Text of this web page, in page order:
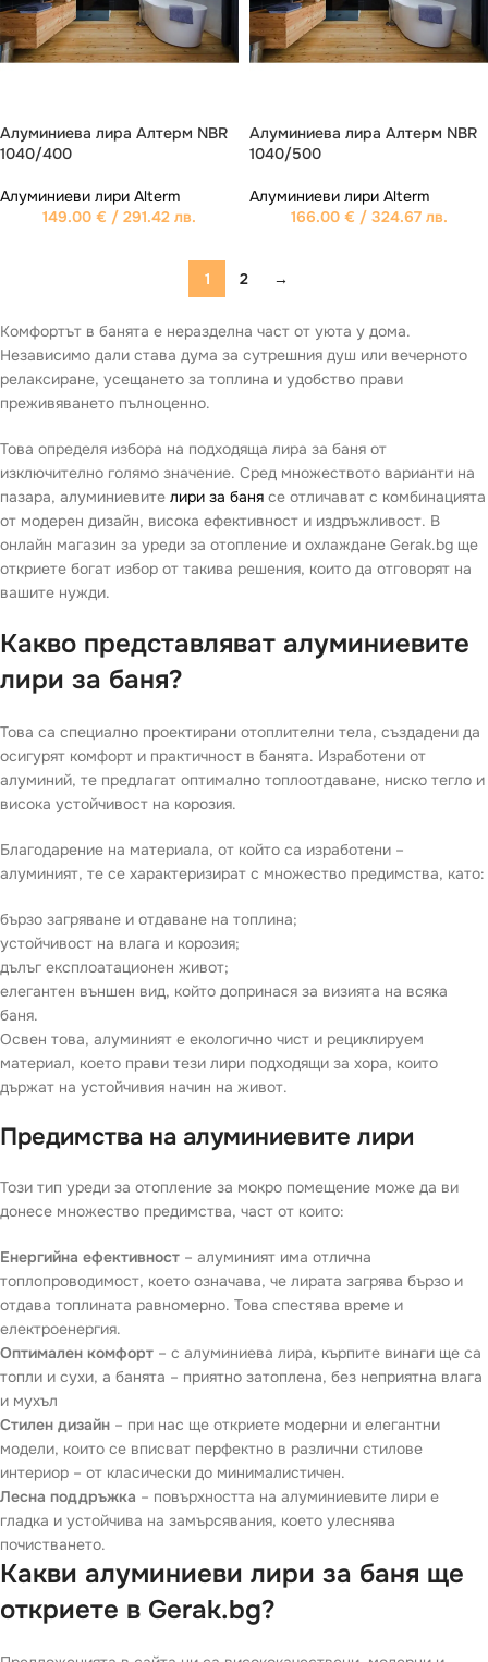
Алуминиева лира Aлтерм NBR
1040/400
Алуминиеви лири Alterm
149.00 € / 291.42 лв.
Алуминиева лира Aлтерм NBR
1040/500
Алуминиеви лири Alterm
166.00 € / 324.67 лв.
1 2 →
Комфортът в банята е неразделна част от уюта у дома.
Независимо дали става дума за сутрешния душ или вечерното
релаксиране, усещането за топлина и удобство прави
преживяването пълноценно.
Това определя избора на подходяща лира за баня от
изключително голямо значение. Сред множеството варианти на
пазара, алуминиевите лири за баня се отличават с комбинацията
от модерен дизайн, висока ефективност и издръжливост. В
онлайн магазин за уреди за отопление и охлаждане Gerak.bg ще
откриете богат избор от такива решения, които да отговорят на
вашите нужди.
Какво представляват алуминиевите
лири за баня?
Това са специално проектирани отоплителни тела, създадени да
осигурят комфорт и практичност в банята. Изработени от
алуминий, те предлагат оптимално топлоотдаване, ниско тегло и
висока устойчивост на корозия.
Благодарение на материала, от който са изработени –
алуминият, те се характеризират с множество предимства, като:
бързо загряване и отдаване на топлина;
устойчивост на влага и корозия;
дълъг експлоатационен живот;
елегантен външен вид, който допринася за визията на всяка
баня.
Освен това, алуминият е екологично чист и рециклируем
материал, което прави тези лири подходящи за хора, които
държат на устойчивия начин на живот.
Предимства на алуминиевите лири
Този тип уреди за отопление за мокро помещение може да ви
донесе множество предимства, част от които:
Енергийна ефективност – алуминият има отлична
топлопроводимост, което означава, че лирата загрява бързо и
отдава топлината равномерно. Това спестява време и
електроенергия.
Оптимален комфорт – с алуминиева лира, кърпите винаги ще са
топли и сухи, а банята – приятно затоплена, без неприятна влага
и мухъл
Стилен дизайн – при нас ще откриете модерни и елегантни
модели, които се вписват перфектно в различни стилове
интериор – от класически до минималистичен.
Лесна поддръжка – повърхността на алуминиевите лири е
гладка и устойчива на замърсявания, което улеснява
почистването.
Какви алуминиеви лири за баня ще
откриете в Gerak.bg?